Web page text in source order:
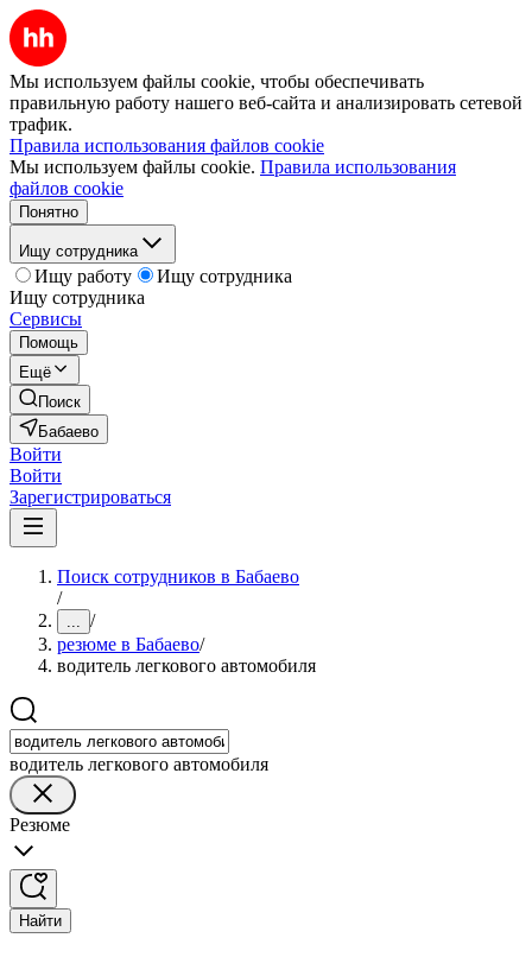
Мы используем файлы cookie, чтобы обеспечивать
правильную работу нашего веб-сайта и анализировать сетевой
трафик.
Правила использования файлов cookie
Мы используем файлы cookie. Правила использования
файлов cookie
Понятно
Ищу сотрудника
Ищу работу
Ищу сотрудника
Ищу сотрудника
Сервисы
Помощь
Ещё
Поиск
Бабаево
Войти
Войти
Зарегистрироваться
Поиск сотрудников в Бабаево
/
... /
резюме в Бабаево/
водитель легкового автомобиля
водитель легкового автомобиля
Резюме
Найти